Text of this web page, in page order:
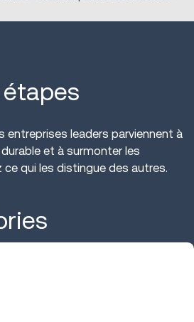
entreprises leaders parviennent à
et à surmonter les
qui les distingue des autres.